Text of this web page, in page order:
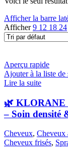
Afficher la barre
Afficher9 12 18 24
Aperçu rapide
Ajouter à la liste de
Lire la suite
🌿 KLORANE
– Soin densité
Cheveux, Cheveux
Cheveux frisés,